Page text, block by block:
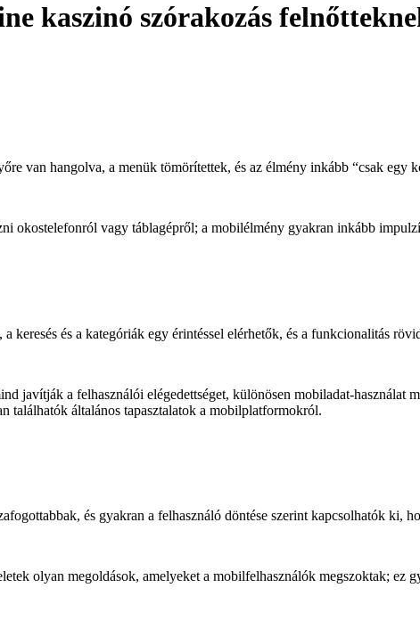
kaszinó szórakozás
van hangolva, a menük tömörítettek, és az élmény inkább “csak egy
okostelefonról vagy táblagépről; a mobilélmény gyakran inkább
keresés és a kategóriák egy érintéssel elérhetők, és a funkcionalitás
a felhasználói elégedettséget, különösen mobiladat-használat
találhatók általános tapasztalatok a mobilplatformokról.
és gyakran a felhasználó döntése szerint kapcsolhatók ki,
olyan megoldások, amelyeket a mobilfelhasználók megszoktak; ez